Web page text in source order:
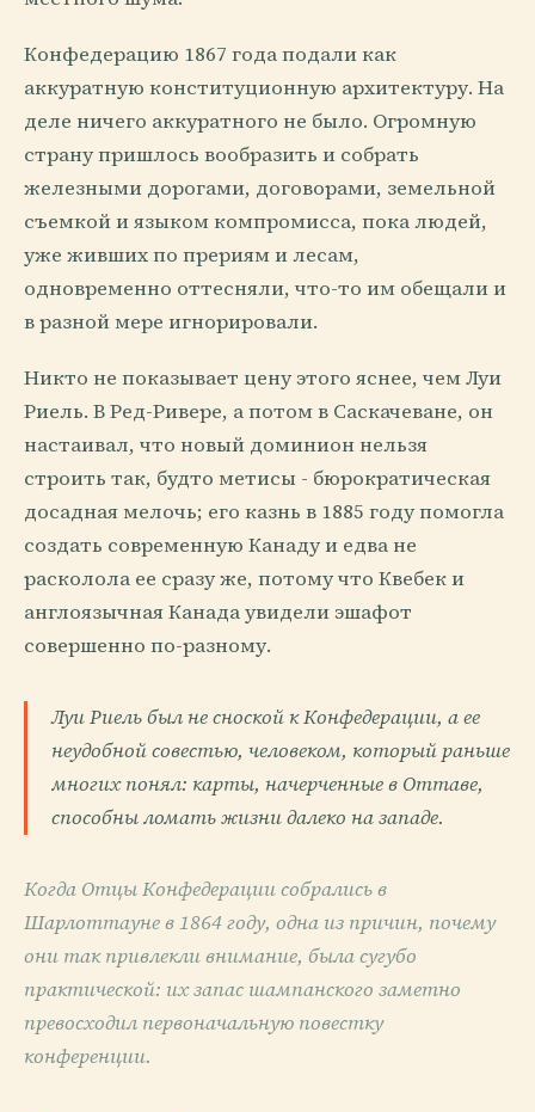
Конфедерацию 1867 года подали как
аккуратную конституционную архитектуру. На
деле ничего аккуратного не было. Огромную
страну пришлось вообразить и собрать
железными дорогами, договорами, земельной
съемкой и языком компромисса, пока людей,
уже живших по прериям и лесам,
одновременно оттесняли, что-то им обещали и
в разной мере игнорировали.
Никто не показывает цену этого яснее, чем Луи
Риель. В Ред-Ривере, а потом в Саскачеване, он
настаивал, что новый доминион нельзя
строить так, будто метисы - бюрократическая
досадная мелочь; его казнь в 1885 году помогла
создать современную Канаду и едва не
расколола ее сразу же, потому что Квебек и
англоязычная Канада увидели эшафот
совершенно по-разному.
Луи Риель был не сноской к Конфедерации, а ее
неудобной совестью, человеком, который раньше
многих понял: карты, начерченные в Оттаве,
способны ломать жизни далеко на западе.
Когда Отцы Конфедерации собрались в
Шарлоттауне в 1864 году, одна из причин, почему
они так привлекли внимание, была сугубо
практической: их запас шампанского заметно
превосходил первоначальную повестку
конференции.